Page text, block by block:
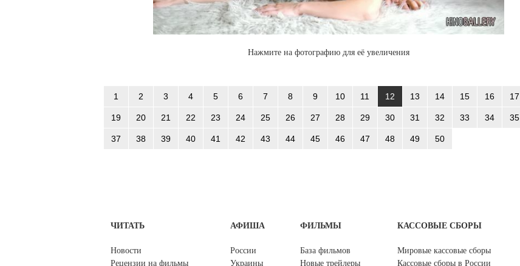
Нажмите на фотографию для её увеличения
1 2 3 4 5 6 7 8 9 10 11 12 13 14 15 16 17
19 20 21 22 23 24 25 26 27 28 29 30 31 32 33 34 35
37 38 39 40 41 42 43 44 45 46 47 48 49 50
ЧИТАТЬ
Новости
Рецензии на фильмы
АФИША
России
Украины
ФИЛЬМЫ
База фильмов
Новые трейлеры
КАССОВЫЕ СБОРЫ
Мировые кассовые сборы
Кассовые сборы в России